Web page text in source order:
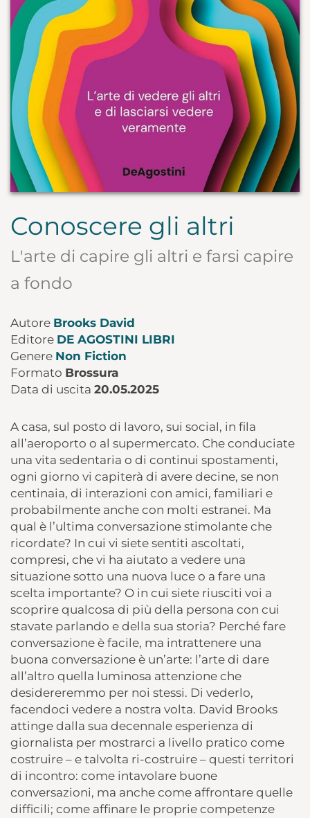
Conoscere gli altri
L'arte di capire gli altri e farsi capire
a fondo
Autore Brooks David
Editore DE AGOSTINI LIBRI
Genere Non Fiction
Formato Brossura
Data di uscita 20.05.2025
A casa, sul posto di lavoro, sui social, in fila
all’aeroporto o al supermercato. Che conduciate
una vita sedentaria o di continui spostamenti,
ogni giorno vi capiterà di avere decine, se non
centinaia, di interazioni con amici, familiari e
probabilmente anche con molti estranei. Ma
qual è l’ultima conversazione stimolante che
ricordate? In cui vi siete sentiti ascoltati,
compresi, che vi ha aiutato a vedere una
situazione sotto una nuova luce o a fare una
scelta importante? O in cui siete riusciti voi a
scoprire qualcosa di più della persona con cui
stavate parlando e della sua storia? Perché fare
conversazione è facile, ma intrattenere una
buona conversazione è un’arte: l’arte di dare
all’altro quella luminosa attenzione che
desidereremmo per noi stessi. Di vederlo,
facendoci vedere a nostra volta. David Brooks
attinge dalla sua decennale esperienza di
giornalista per mostrarci a livello pratico come
costruire – e talvolta ri-costruire – questi territori
di incontro: come intavolare buone
conversazioni, ma anche come affrontare quelle
difficili; come affinare le proprie competenze